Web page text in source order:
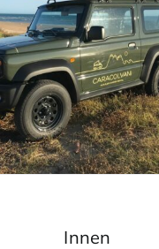
Innen